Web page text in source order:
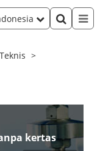
kertas